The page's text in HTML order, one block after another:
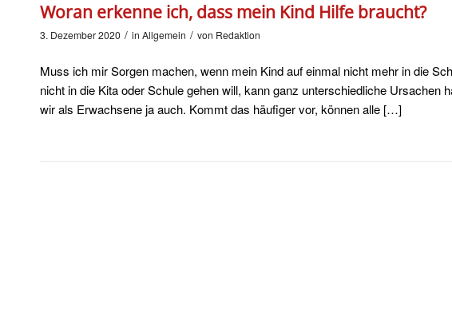
Woran erkenne ich, dass mein Kind Hilfe braucht?
3. Dezember 2020 / in Allgemein / von Redaktion
Muss ich mir Sorgen machen, wenn mein Kind auf einmal nicht mehr in die
nicht in die Kita oder Schule gehen will, kann ganz unterschiedliche Ursachen
wir als Erwachsene ja auch. Kommt das häufiger vor, können alle […]